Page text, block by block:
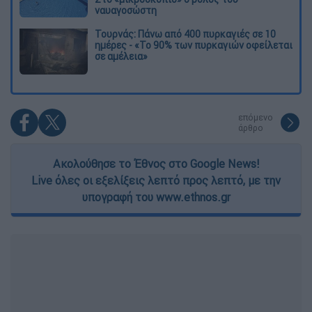
ναυαγοσώστη
Τουρνάς: Πάνω από 400 πυρκαγιές σε 10
ημέρες - «Το 90% των πυρκαγιών οφείλεται
σε αμέλεια»
επόμενο
άρθρο
Ακολούθησε το Έθνος στο Google News!
Live όλες οι εξελίξεις λεπτό προς λεπτό, με την
υπογραφή του www.ethnos.gr